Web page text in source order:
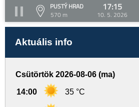
PUSTÝ HRAD
570 m
17:15
10. 5. 2026
Aktuális info
Csütörtök 2026-08-06 (ma)
14:00 35 °C